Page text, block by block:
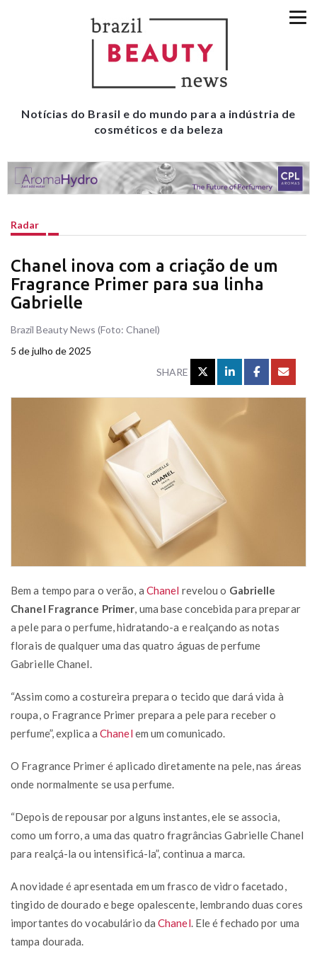
Notícias do Brasil e do mundo para a indústria de
cosméticos e da beleza
Radar
Chanel inova com a criação de um
Fragrance Primer para sua linha
Gabrielle
Brazil Beauty News (Foto: Chanel)
5 de julho de 2025
SHARE
Bem a tempo para o verão, a Chanel revelou o Gabrielle
Chanel Fragrance Primer , uma base concebida para preparar
a pele para o perfume, hidratando-a e realçando as notas
florais de qualquer uma das quatro águas de perfume
Gabrielle Chanel.
“Assim como a costureira prepara o tecido que dará vida à
roupa, o Fragrance Primer prepara a pele para receber o
perfume”, explica a Chanel em um comunicado.
O Fragrance Primer é aplicado diretamente na pele, nas áreas
onde normalmente se usa perfume.
“Depois de repousar por alguns instantes, ele se associa,
como um forro, a uma das quatro fragrâncias Gabrielle Chanel
para realçá-la ou intensificá-la”, continua a marca.
A novidade é apresentada em um frasco de vidro facetado,
tingido de dourado e bege opalescente, lembrando duas cores
importantes do vocabulário daChanel . Ele é fechado por uma
tampa dourada.